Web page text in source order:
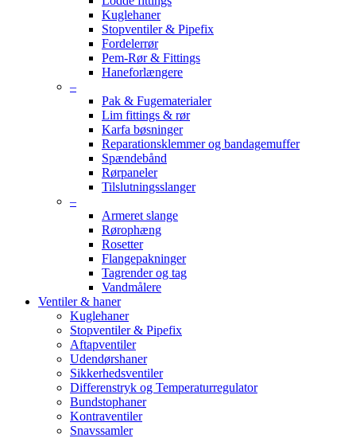
Kuglehaner
Stopventiler & Pipefix
Fordelerrør
Pem-Rør & Fittings
Haneforlængere
–
Pak & Fugematerialer
Lim fittings & rør
Karfa bøsninger
Reparationsklemmer og bandagemuffer
Spændebånd
Rørpaneler
Tilslutningsslanger
–
Armeret slange
Rørophæng
Rosetter
Flangepakninger
Tagrender og tag
Vandmålere
Ventiler & haner
Kuglehaner
Stopventiler & Pipefix
Aftapventiler
Udendørshaner
Sikkerhedsventiler
Differenstryk og Temperaturregulator
Bundstophaner
Kontraventiler
Snavssamler